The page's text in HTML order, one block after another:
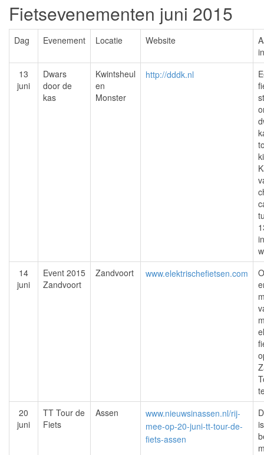
Fietsevenementen juni 2015
Dag Evenement Locatie Website
13
juni
Dwars
door de
kas
Kwintsheul
en
Monster
http://dddk.nl
14
juni
Event 2015
Zandvoort
Zandvoort www.elektrischefietsen.com
20
juni
TT Tour de
Fiets
Assen
www.nieuwsinassen.nl/rij-
mee-op-20-juni-tt-tour-de-
fiets-assen